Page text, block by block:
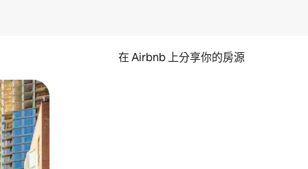
在 Airbnb 上分享你的房源